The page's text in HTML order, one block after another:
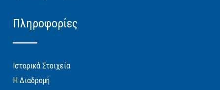
Πληροφορίες
Ιστορικά Στοιχεία
Η Διαδρομή